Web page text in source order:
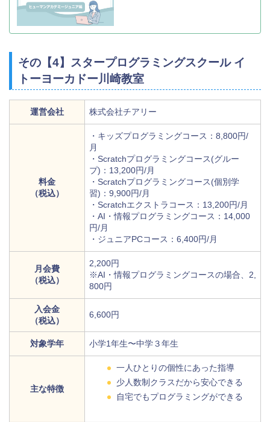
その【4】スタープログラミングスクール イ
トーヨーカドー川崎教室
運営会社 株式会社チアリー
料金
（税込）
・キッズプログラミングコース：8,800円/
月
・Scratchプログラミングコース(グルー
プ)：13,200円/月
・Scratchプログラミングコース(個別学
習)：9,900円/月
・Scratchエクストラコース：13,200円/月
・AI・情報プログラミングコース：14,000
円/月
・ジュニアPCコース：6,400円/月
月会費
（税込）
2,200円
※AI・情報プログラミングコースの場合、2,
800円
入会金
（税込）
6,600円
対象学年 小学1年生〜中学３年生
主な特徴
一人ひとりの個性にあった指導
少人数制クラスだから安心できる
自宅でもプログラミングができる